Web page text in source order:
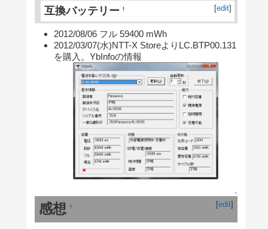
互換バッテリー † [edit]
2012/08/06 フル 59400 mWh
2012/03/07(水)NTT-X StoreよりLC.BTP00.131
を購入。YbInfoの情報
↑
感想 † [edit]